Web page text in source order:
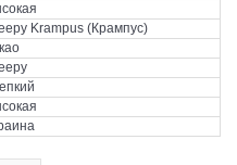
Krampus (Крампус)